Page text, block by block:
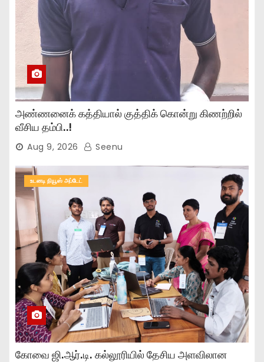
அண்ணனைக் கத்தியால் குத்திக் கொன்று கிணற்றில்
வீசிய தம்பி..!
Aug 9, 2026 Seenu
உடனடி நியூஸ் அப்டேட்
கோவை ஜி.ஆர்.டி. கல்லூரியில் தேசிய அளவிலான